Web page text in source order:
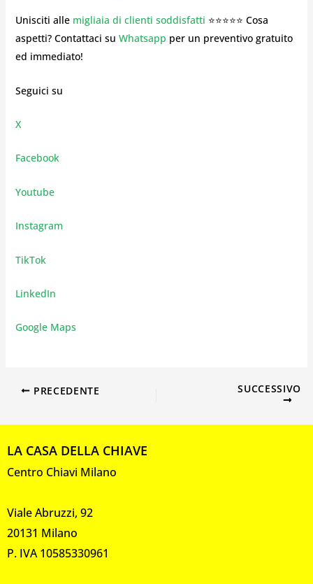
Unisciti alle migliaia di clienti soddisfatti ⭐⭐⭐⭐⭐ Cosa
aspetti? Contattaci su Whatsapp per un preventivo gratuito
ed immediato!
Seguici su
X
Facebook
Youtube
Instagram
TikTok
LinkedIn
Google Maps
PRECEDENTE SUCCESSIVO
LA CASA DELLA CHIAVE
Centro Chiavi Milano
Viale Abruzzi, 92
20131 Milano
P. IVA 10585330961